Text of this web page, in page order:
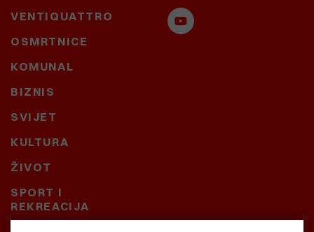
VENTIQUATTRO
OSMRTNICE
KOMUNAL
BIZNIS
SVIJET
KULTURA
ŽIVOT
SPORT I
REKREACIJA